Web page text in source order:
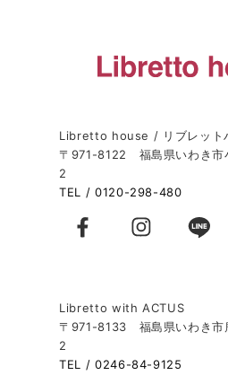
Libretto house / リブレット
〒971-8122 福島県いわき市
2
TEL / 0120-298-480
Libretto with ACTUS
〒971-8133 福島県いわき市
2
TEL / 0246-84-9125